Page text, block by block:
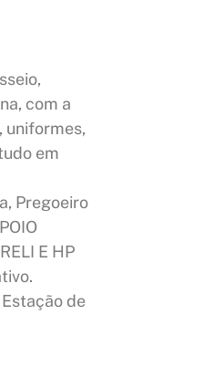
com a
uniformes,
em
Pregoeiro
E HP
Estação de